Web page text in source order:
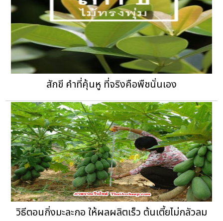
สักขี คำที่คุ้นหู ที่จริงคือพืชนั่นเอง
วิธีตอนกิ่งมะละกอ ให้ผลผลิตเร็ว ต้นเตี้ยไม่กลัวลม